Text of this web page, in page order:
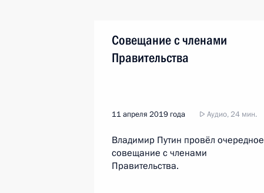
Совещание с членами
Правительства
11 апреля 2019 года Аудио, 24 мин.
Владимир Путин провёл очередное
совещание с членами
Правительства.